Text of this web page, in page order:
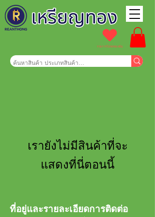
รายการโปรดของฉัน
เรายังไม่มีสินค้าที่จะ
แสดงที่นี่ตอนนี้
ที่อยู่และรายละเอียดการติดต่อ